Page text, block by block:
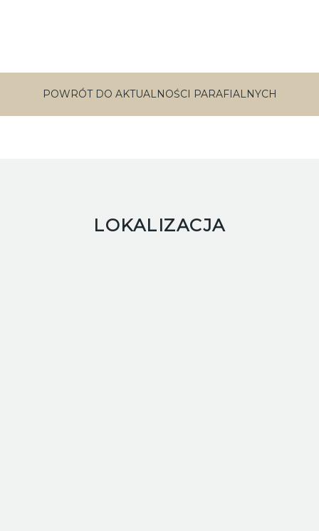
POWRÓT DO AKTUALNOŚCI PARAFIALNYCH
LOKALIZACJA